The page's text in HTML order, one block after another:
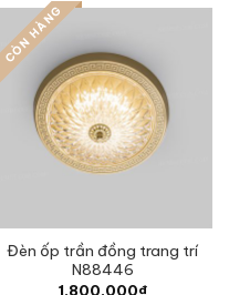
CÒN HÀNG
Đèn ốp trần đồng trang trí
N88446
1,800,000₫